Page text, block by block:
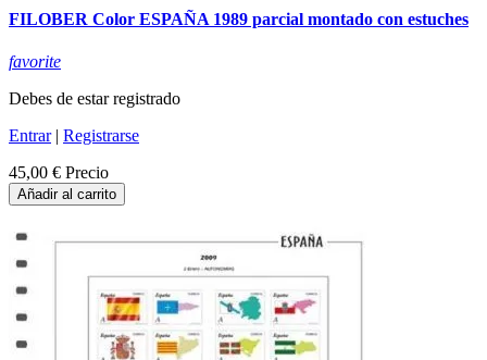
FILOBER Color ESPAÑA 1989 parcial montado con estuches
favorite
Debes de estar registrado
Entrar| Registrarse
45,00 € Precio
Añadir al carrito